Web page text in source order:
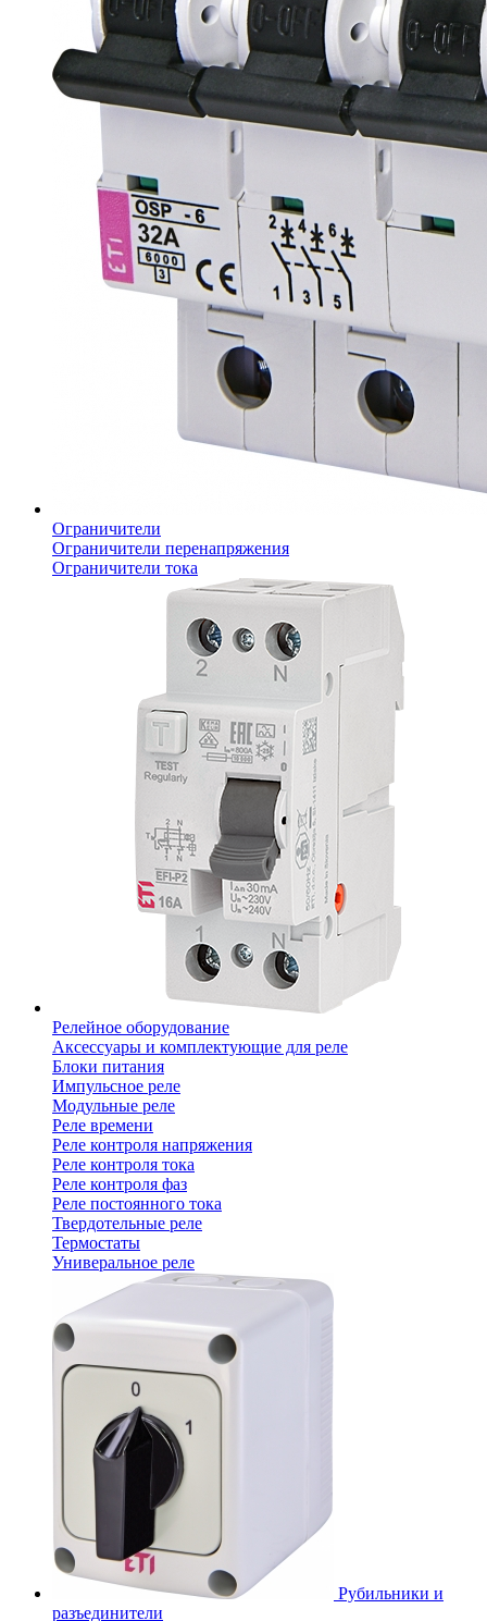
Ограничители
Ограничители перенапряжения
Ограничители тока
Релейное оборудование
Аксессуары и комплектующие для реле
Блоки питания
Импульсное реле
Модульные реле
Реле времени
Реле контроля напряжения
Реле контроля тока
Реле контроля фаз
Реле постоянного тока
Твердотельные реле
Термостаты
Универальное реле
Рубильники и
разъединители